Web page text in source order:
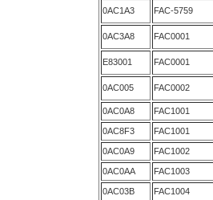
0AC1A3 FAC-5759
0AC3A8 FAC0001
E83001 FAC0001
0AC005 FAC0002
0AC0A8 FAC1001
0AC8F3 FAC1001
0AC0A9 FAC1002
0AC0AA FAC1003
0AC03B FAC1004